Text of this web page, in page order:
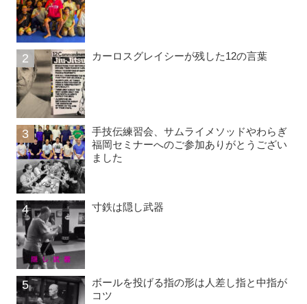
カーロスグレイシーが残した12の言葉
手技伝練習会、サムライメソッドやわらぎ
福岡セミナーへのご参加ありがとうござい
ました
寸鉄は隠し武器
ボールを投げる指の形は人差し指と中指が
コツ